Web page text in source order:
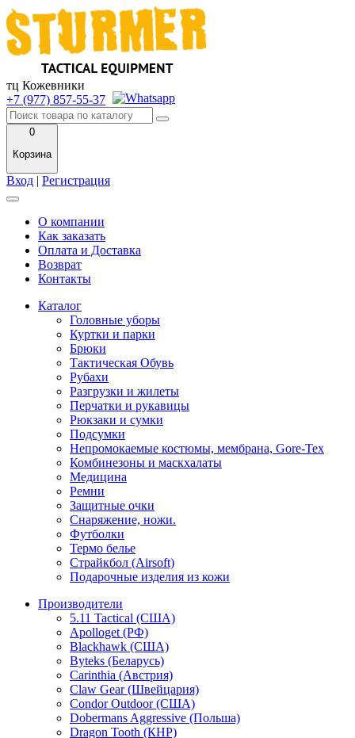
тц Кожевники
+7 (977) 857-55-37
0
Корзина
Вход | Регистрация
О компании
Как заказать
Оплата и Доставка
Возврат
Контакты
Каталог
Головные уборы
Куртки и парки
Брюки
Тактическая Обувь
Рубахи
Разгрузки и жилеты
Перчатки и рукавицы
Рюкзаки и сумки
Подсумки
Непромокаемые костюмы, мембрана, Gore-Tex
Комбинезоны и маскхалаты
Медицина
Ремни
Защитные очки
Снаряжение, ножи.
Футболки
Термо белье
Страйкбол (Airsoft)
Подарочные изделия из кожи
Производители
5.11 Tactical (США)
Apolloget (РФ)
Blackhawk (США)
Byteks (Беларусь)
Carinthia (Австрия)
Claw Gear (Швейцария)
Condor Outdoor (США)
Dobermans Aggressive (Польша)
Dragon Tooth (КНР)